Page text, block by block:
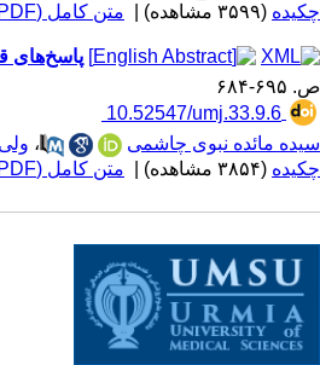
چکیده (۳۵۹۹ مشاهده) متن کامل (PDF)
پاسخ‌های
ص. ۶۹۵-۶۸۴
‎ 10.52547/umj.33.9.6
سیده مائده نبوی چاشمی
،
چکیده (۳۸۵۴ مشاهده) متن کامل (PDF)